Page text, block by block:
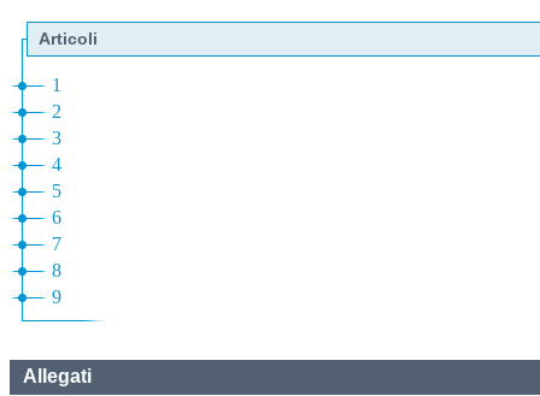
Articoli
1
2
3
4
5
6
7
8
9
Allegati